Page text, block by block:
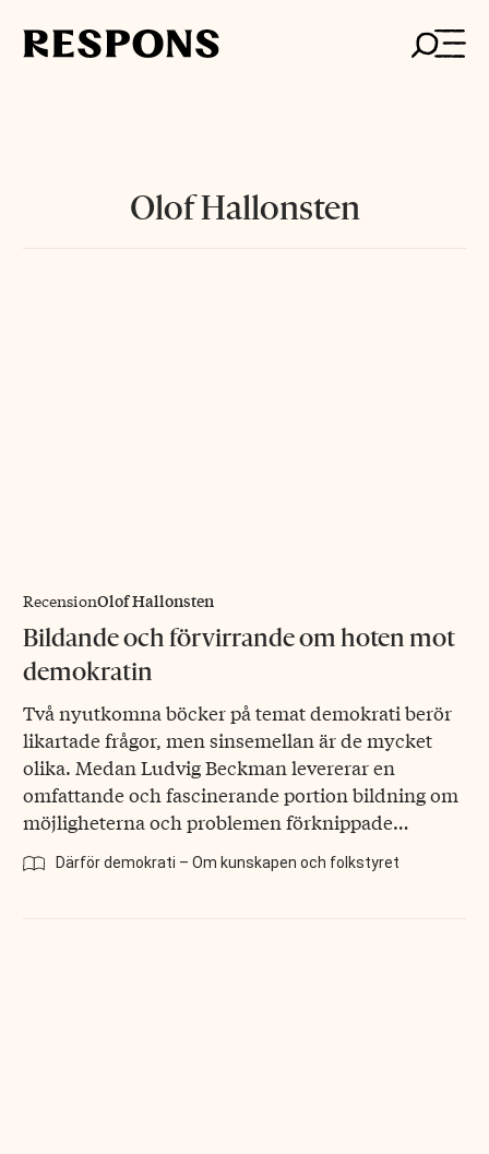
Olof Hallonsten
RecensionOlof Hallonsten
Bildande och förvirrande om hoten mot
demokratin
Två nyutkomna böcker på temat demokrati berör
likartade frågor, men sinsemellan är de mycket
olika. Medan Ludvig Beckman levererar en
omfattande och fascinerande portion bildning om
möjligheterna och problemen förknippade…
Därför demokrati – Om kunskapen och folkstyret